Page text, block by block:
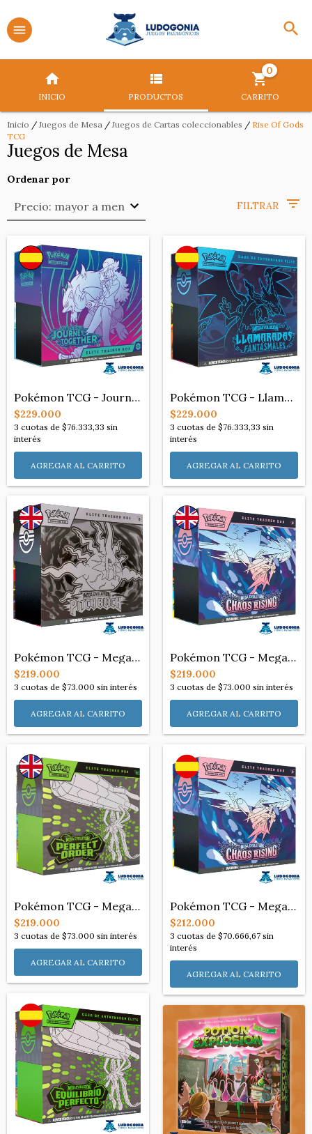
INICIO PRODUCTOS CARRITO
0
Inicio / Juegos de Mesa / Juegos de Cartas coleccionables / Rise Of Gods
TCG
Juegos de Mesa
Ordenar por
FILTRAR
Pokémon TCG - Journey Together - Elite T...
$229.000
3 cuotas de $76.333,33 sin
interés
Pokémon TCG - Llamaradas Fantasmales / P...
$229.000
3 cuotas de $76.333,33 sin
interés
Pokémon TCG - Mega Evolution: Pitch Blac...
$219.000
3 cuotas de $73.000 sin interés
Pokémon TCG - Mega Evolution: Chaos Risi...
$219.000
3 cuotas de $73.000 sin interés
Pokémon TCG - Mega Evolution: Perfect Or...
$219.000
3 cuotas de $73.000 sin interés
Pokémon TCG - Mega Evolution: Chaos Risi...
$212.000
3 cuotas de $70.666,67 sin
interés